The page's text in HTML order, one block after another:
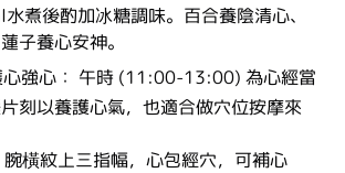
煮後酌加冰糖調味。百合養陰清心、
子養心安神。
心強心： 午時 (11:00-13:00) 為心經當
刻以養護心氣，也適合做穴位按摩來
腕橫紋上三指幅，心包經穴，可補心